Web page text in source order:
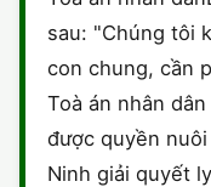
sau: "Chúng tôi
con chung, cần
Toà án nhân
được quyền
Ninh giải quyết